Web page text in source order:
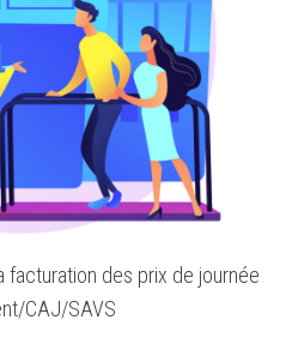
facturation des prix de journée
CAJ/SAVS